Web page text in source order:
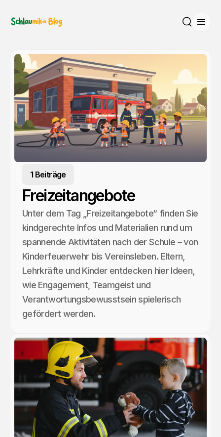
1 Beiträge
Freizeitangebote
Unter dem Tag „Freizeitangebote“ finden Sie
kindgerechte Infos und Materialien rund um
spannende Aktivitäten nach der Schule – von
Kinderfeuerwehr bis Vereinsleben. Eltern,
Lehrkräfte und Kinder entdecken hier Ideen,
wie Engagement, Teamgeist und
Verantwortungsbewusstsein spielerisch
gefördert werden.